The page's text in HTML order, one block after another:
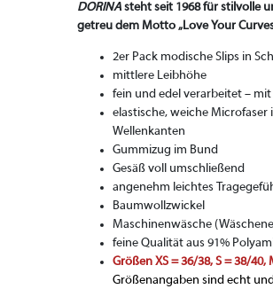
DORINAsteht seit 1968 für stilvolle
getreu dem Motto „Love Your
2er Pack modische Slips in
mittlere Leibhöhe
fein und edel verarbeitet –
elastische, weiche
Wellenkanten
Gummizug im Bund
Gesäß voll umschließend
angenehm leichtes
Baumwollzwickel
Maschinenwäsche
feine Qualität aus 91%
Größen XS = 36/38, S = 38/40,
Größenangaben sind echt